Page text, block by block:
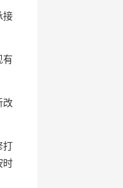
接
有
改
打
时